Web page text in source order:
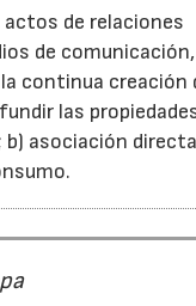
de relaciones
de comunicación,
continua creación
las
asociación